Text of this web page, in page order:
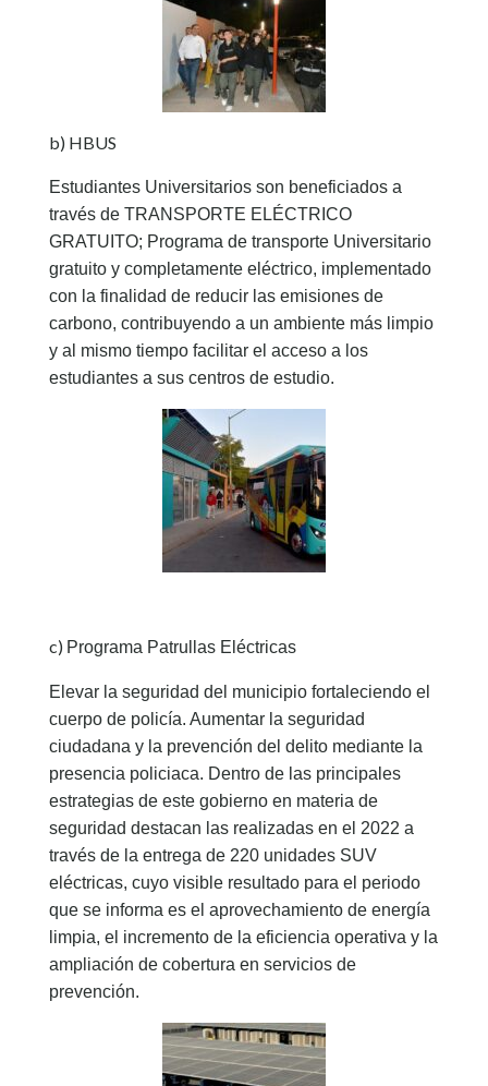
b) HBUS
Estudiantes Universitarios son beneficiados a
través de TRANSPORTE ELÉCTRICO
GRATUITO; Programa de transporte Universitario
gratuito y completamente eléctrico, implementado
con la finalidad de reducir las emisiones de
carbono, contribuyendo a un ambiente más limpio
y al mismo tiempo facilitar el acceso a los
estudiantes a sus centros de estudio.
c) Programa Patrullas Eléctricas
Elevar la seguridad del municipio fortaleciendo el
cuerpo de policía. Aumentar la seguridad
ciudadana y la prevención del delito mediante la
presencia policiaca. Dentro de las principales
estrategias de este gobierno en materia de
seguridad destacan las realizadas en el 2022 a
través de la entrega de 220 unidades SUV
eléctricas, cuyo visible resultado para el periodo
que se informa es el aprovechamiento de energía
limpia, el incremento de la eficiencia operativa y la
ampliación de cobertura en servicios de
prevención.